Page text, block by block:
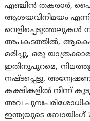
എഞ്ചിൻ തകരാർ,
ആശയവിനിമയം
വെളിപ്പെടുത്തലുകൾ
അപകടത്തിൽ,
മരിച്ചു, ഒരു
ഇതിനുപുറമെ,
നഷ്ടപ്പെട്ടു.
കക്ഷികളിൽ നിന്ന്
അവ
ഇന്ത്യയുടെ ബോയിംഗ്